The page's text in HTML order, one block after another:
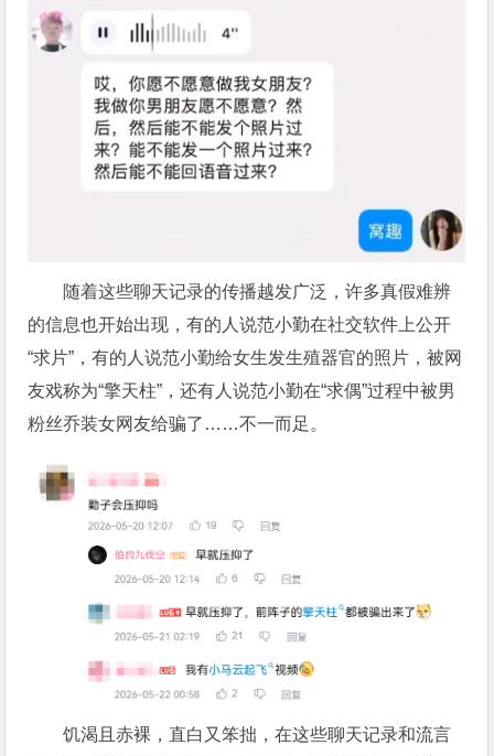
随着这些聊天记录的传播越发广泛，许多真假难辨
的信息也开始出现，有的人说范小勤在社交软件上公开
“求片”，有的人说范小勤给女生发生殖器官的照片，被网
友戏称为“擎天柱”，还有人说范小勤在“求偶”过程中被男
粉丝乔装女网友给骗了……不一而足。
饥渴且赤裸，直白又笨拙，在这些聊天记录和流言